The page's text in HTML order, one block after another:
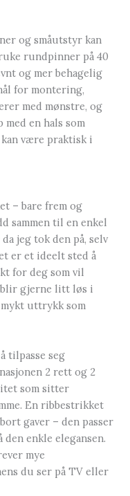
og småutstyr kan
rundpinner på 40
og mer behagelig
for montering,
med mønstre, og
en hals som
være praktisk i
– bare frem og
sammen til en enkel
jeg tok den på, selv
er et ideelt sted å
for deg som vil
blir gjerne litt løs i
uttrykk som
tilpasse seg
2 rett og 2
som sitter
En ribbestrikket
gaver – den passer
enkle elegansen.
mye
du ser på TV eller